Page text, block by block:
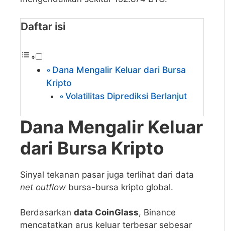
Daftar isi
Dana Mengalir Keluar dari Bursa
Kripto
Volatilitas Diprediksi Berlanjut
Dana Mengalir Keluar
dari Bursa Kripto
Sinyal tekanan pasar juga terlihat dari data
net outflow bursa-bursa kripto global.
Berdasarkan data CoinGlass, Binance
mencatatkan arus keluar terbesar sebesar